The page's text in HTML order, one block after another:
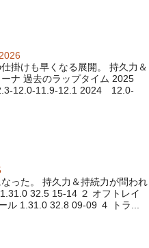
掛けも早くなる展開。 持久力＆
ナ 過去のラップタイム 2025
12.0-11.9-12.1 2024 12.0-
った。 持久力＆持続力が問われ
32.5 15-14 ２ オフトレイ
ル 1.31.0 32.8 09-09 ４ トラ...